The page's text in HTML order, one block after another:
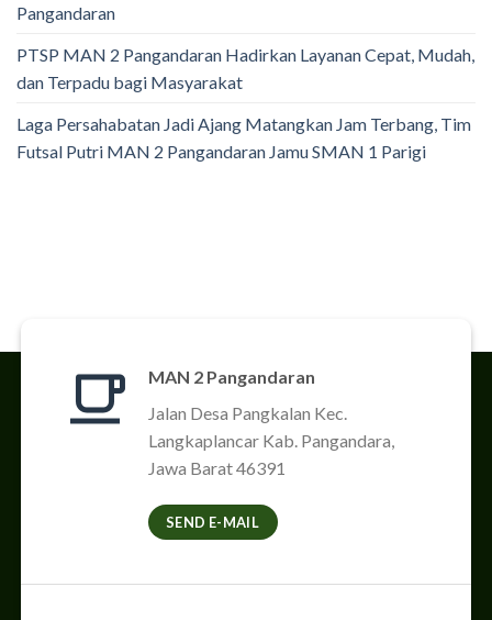
Pangandaran
PTSP MAN 2 Pangandaran Hadirkan Layanan Cepat, Mudah,
dan Terpadu bagi Masyarakat
Laga Persahabatan Jadi Ajang Matangkan Jam Terbang, Tim
Futsal Putri MAN 2 Pangandaran Jamu SMAN 1 Parigi
MAN 2 Pangandaran
Jalan Desa Pangkalan Kec.
Langkaplancar Kab. Pangandara,
Jawa Barat 46391
SEND E-MAIL